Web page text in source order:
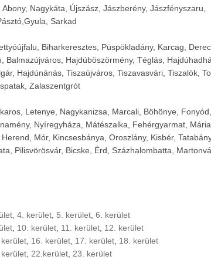
Nagykáta, Újszász, Jászberény, Jászfényszaru,
Sarkad
Biharkeresztes, Püspökladány, Karcag,
Balmazújváros, Hajdúböszörmény, Téglás,
Hajdúnánás, Tiszaújváros, Tiszavasvári, Tiszalök,
Zalaszentgrót
Letenye, Nagykanizsa, Marcali, Böhönye,
Nyíregyháza, Mátészalka, Fehérgyarmat,
Mór, Kincsesbánya, Oroszlány, Kisbér,
Pilisvörösvár, Bicske, Érd, Százhalombatta,
4. kerület 5. kerület 6. kerület
10. kerület 11. kerület 12. kerület
16. kerület 17. kerület 18. kerület
22.kerület 23. kerület